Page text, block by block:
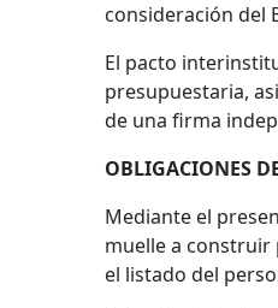
consideración del
El pacto
presupuestaria,
de una firma
OBLIGACIONES
Mediante el
muelle a construir
el listado del